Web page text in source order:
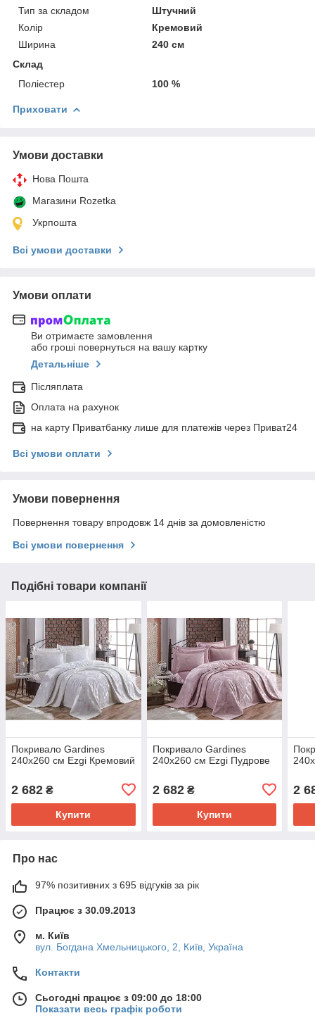
Тип за складом
Штучний
Колір
Кремовий
Ширина
240 см
Склад
Поліестер
100 %
Приховати
Умови доставки
Нова Пошта
Магазини Rozetka
Укрпошта
Всі умови доставки
Умови оплати
Ви отримаєте замовлення
або гроші повернуться на вашу картку
Детальніше
Післяплата
Оплата на рахунок
на карту Приватбанку лише для платежів через Приват24
Всі умови оплати
Умови повернення
Повернення товару впродовж 14 днів за домовленістю
Всі умови повернення
Подібні товари компанії
Покривало Gardines
240х260 см Ezgi Кремовий
2 682 ₴
Купити
Покривало Gardines
240х260 см Ezgi Пудрове
2 682₴
Купити
2
Про нас
97% позитивних з 695 відгуків за рік
Працює з 30.09.2013
м. Київ
вул. Богдана Хмельницького, 2, Київ, Україна
Контакти
Сьогодні працює з 09:00 до 18:00
Показати весь графік роботи